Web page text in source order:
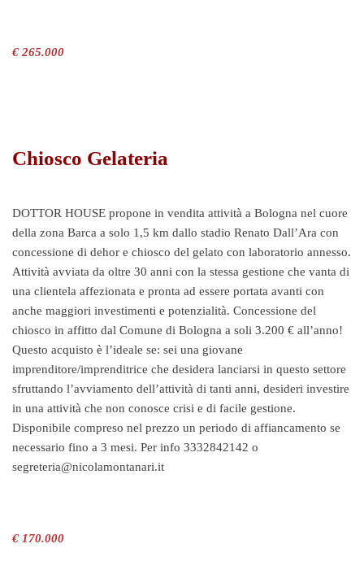
€ 265.000
Chiosco Gelateria
DOTTOR HOUSE propone in vendita attività a Bologna nel cuore
della zona Barca a solo 1,5 km dallo stadio Renato Dall’Ara con
concessione di dehor e chiosco del gelato con laboratorio annesso.
Attività avviata da oltre 30 anni con la stessa gestione che vanta di
una clientela affezionata e pronta ad essere portata avanti con
anche maggiori investimenti e potenzialità. Concessione del
chiosco in affitto dal Comune di Bologna a soli 3.200 € all’anno!
Questo acquisto è l’ideale se: sei una giovane
imprenditore/imprenditrice che desidera lanciarsi in questo settore
sfruttando l’avviamento dell’attività di tanti anni, desideri investire
in una attività che non conosce crisi e di facile gestione.
Disponibile compreso nel prezzo un periodo di affiancamento se
necessario fino a 3 mesi. Per info 3332842142 o
segreteria@nicolamontanari.it
€ 170.000